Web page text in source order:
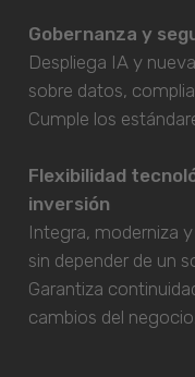
Gobernanza y
Despliega IA y
sobre datos,
Cumple los
Flexibilidad
inversión
Integra, moderniza
sin depender de un
Garantiza
cambios del negocio.